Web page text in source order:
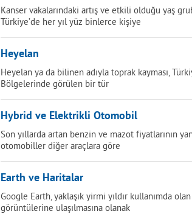
Kanser vakalarındaki artış ve etkili olduğu yaş
Türkiye’de her yıl yüz binlerce kişiye
Heyelan
Heyelan ya da bilinen adıyla toprak kayması,
Bölgelerinde görülen bir tür
Hybrid ve Elektrikli Otomobil
Son yıllarda artan benzin ve mazot fiyatlarının
otomobiller diğer araçlara göre
Earth ve Haritalar
Google Earth, yaklaşık yirmi yıldır kullanımda
görüntülerine ulaşılmasına olanak